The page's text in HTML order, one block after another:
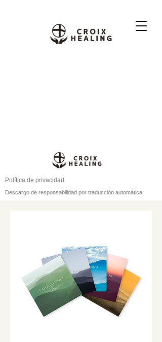
Política de privacidad
Descargo de responsabilidad por traducción automática